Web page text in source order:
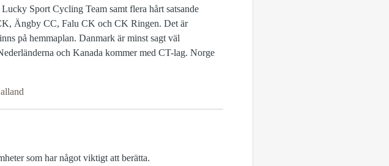
Sport Cycling Team samt flera hårt satsande
Ängby CC, Falu CK och CK Ringen. Det är
på hemmaplan. Danmark är minst sagt väl
och Kanada kommer med CT-lag. Norge
som har något viktigt att berätta.